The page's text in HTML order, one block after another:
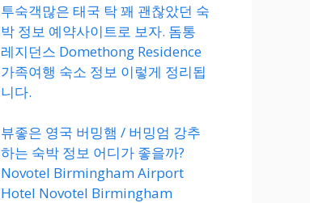
투숙객많은 태국 탁 꽤 괜찮았던 숙
박 정보 예약사이트로 보자. 돔통
레지던스 Domethong Residence
가족여행 숙소 정보 이렇게 정리됩
니다.
뷰좋은 영국 버밍햄 / 버밍엄 강추
하는 숙박 정보 어디가 좋을까?
Novotel Birmingham Airport
Hotel Novotel Birmingham